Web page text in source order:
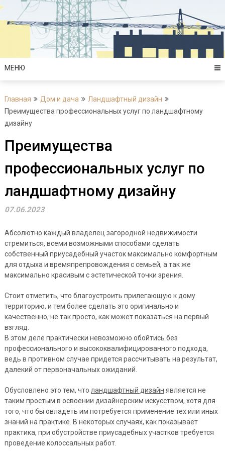
Перейти
содержимому
МЕНЮ
Главная Дом и дача
Ландшафтный дизайн
Преимущества профессиональных услуг по ландшафтному
дизайну
Преимущества
профессиональных услуг по
ландшафтному дизайну
07.06.2023
Абсолютно каждый владелец загородной недвижимости
стремиться, всеми возможными способами сделать
собственный приусадебный участок максимально комфортным
для отдыха и времяпрепровождения с семьей, а так же
максимально красивым с эстетической точки зрения.
Стоит отметить, что благоустроить прилегающую к дому
территорию, и тем более сделать это оригинально и
качественно, не так просто, как может показаться на первый
взгляд.
В этом деле практически невозможно обойтись без
профессионального и высококвалифицированного подхода,
ведь в противном случае придется рассчитывать на результат,
далекий от первоначальных ожиданий.
Обусловлено это тем, что ландшафтный дизайн является не
таким простым в освоении дизайнерским искусством, хотя для
того, что бы овладеть им потребуется применение тех или иных
знаний на практике. В некоторых случаях, как показывает
практика, при обустройстве приусадебных участков требуется
проведение колоссальных работ.